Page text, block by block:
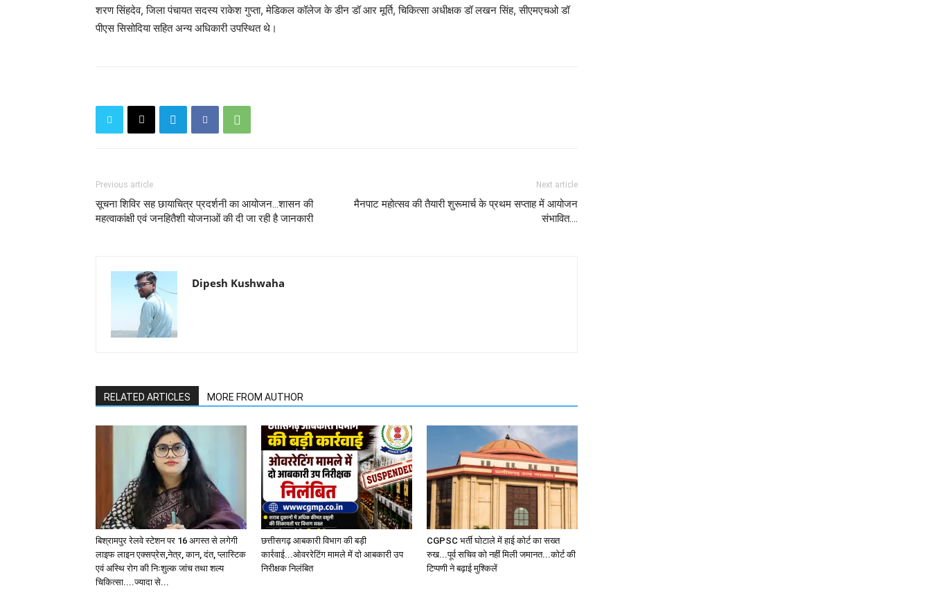
शरण सिंहदेव, जिला पंचायत सदस्य राकेश गुप्ता, मेडिकल कॉलेज के डीन डॉ आर मूर्ति, चिकित्सा अधीक्षक डॉ लखन सिंह, सीएमएचओ डॉ
पीएस सिसोदिया सहित अन्य अधिकारी उपस्थित थे।
Previous article
सूचना शिविर सह छायाचित्र प्रदर्शनी का आयोजन...शासन की
महत्वाकांक्षी एवं जनहितैशी योजनाओं की दी जा रही है जानकारी
Next article
मैनपाट महोत्सव की तैयारी शुरूमार्च के प्रथम सप्ताह में आयोजन
संभावित....
Dipesh Kushwaha
RELATED ARTICLES MORE FROM AUTHOR
बिश्रामपुर रेलवे स्टेशन पर 16 अगस्त से लगेगी
लाइफ लाइन एक्सप्रेस,नेत्र, कान, दंत, प्लास्टिक
एवं अस्थि रोग की निःशुल्क जांच तथा शल्य
चिकित्सा....ज्यादा से...
छत्तीसगढ़ आबकारी विभाग की बड़ी
कार्रवाई...ओवररेटिंग मामले में दो आबकारी उप
निरीक्षक निलंबित
CGPSC भर्ती घोटाले में हाई कोर्ट का सख्त
रुख...पूर्व सचिव को नहीं मिली जमानत...कोर्ट की
टिप्पणी ने बढ़ाई मुश्किलें